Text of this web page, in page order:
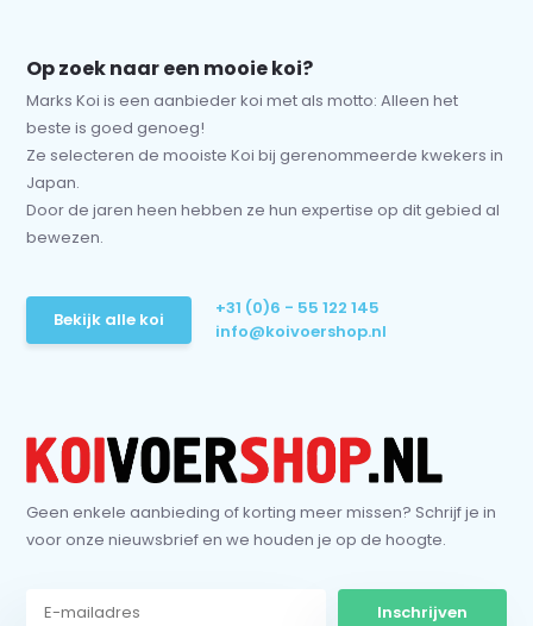
Op zoek naar een mooie koi?
Marks Koi is een aanbieder koi met als motto: Alleen het
beste is goed genoeg!
Ze selecteren de mooiste Koi bij gerenommeerde kwekers in
Japan.
Door de jaren heen hebben ze hun expertise op dit gebied al
bewezen.
Bekijk alle koi
+31 (0)6 - 55 122 145
info@koivoershop.nl
Geen enkele aanbieding of korting meer missen? Schrijf je in
voor onze nieuwsbrief en we houden je op de hoogte.
Inschrijven